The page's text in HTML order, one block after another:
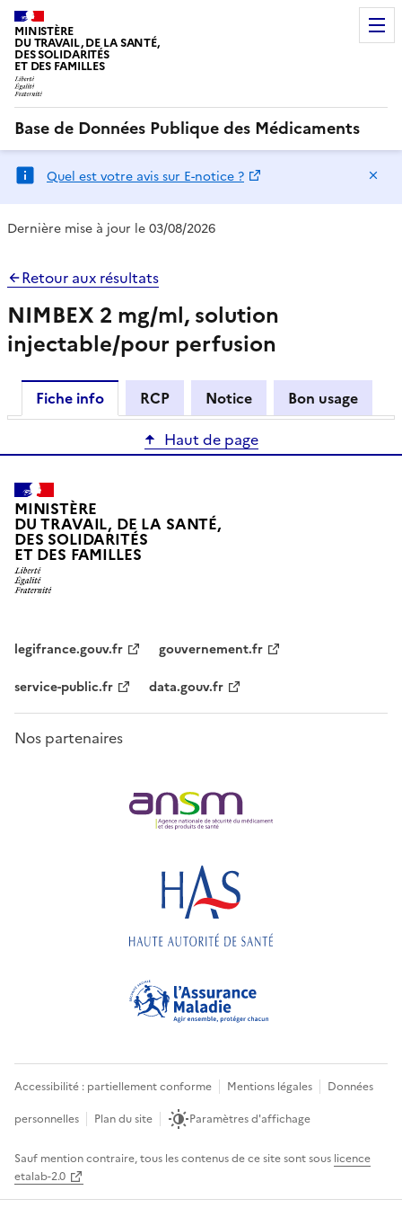
MINISTÈRE
DU TRAVAIL, DE LA SANTÉ,
DES SOLIDARITÉS
ET DES FAMILLES
Base de Données Publique des Médicaments
Quel est votre avis sur E-notice ?
Dernière mise à jour le 03/08/2026
Retour aux résultats
NIMBEX 2 mg/ml, solution
injectable/pour perfusion
Fiche info RCP Notice
Bon usage
Haut de page
MINISTÈRE
DU TRAVAIL, DE LA SANTÉ,
DES SOLIDARITÉS
ET DES FAMILLES
legifrance.gouv.fr
gouvernement.fr
service-public.fr
data.gouv.fr
Nos partenaires
Accessibilité : partiellement conforme Mentions légales
Données
personnelles
Plan du site Paramètres d'affichage
Sauf mention contraire, tous les contenus de ce site sont sous licence
etalab-2.0